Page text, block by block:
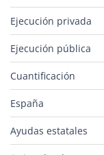
Ejecución privada
Ejecución pública
Cuantificación
España
Ayudas estatales